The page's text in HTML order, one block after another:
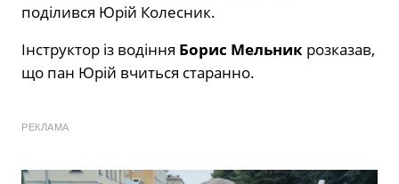
поділився Юрій Колесник.
Інструктор із водіння Борис Мельник розказав,
що пан Юрій вчиться старанно.
РЕКЛАМА